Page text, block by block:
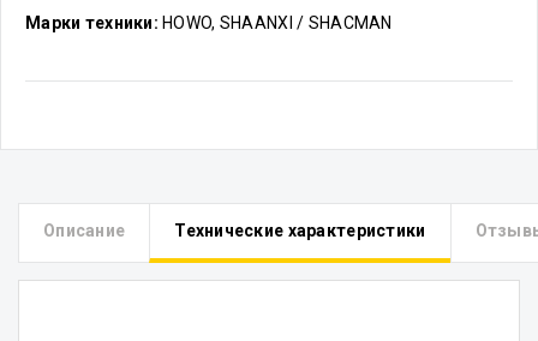
Марки техники: HOWO, SHAANXI / SHACMAN
Описание Технические характеристики